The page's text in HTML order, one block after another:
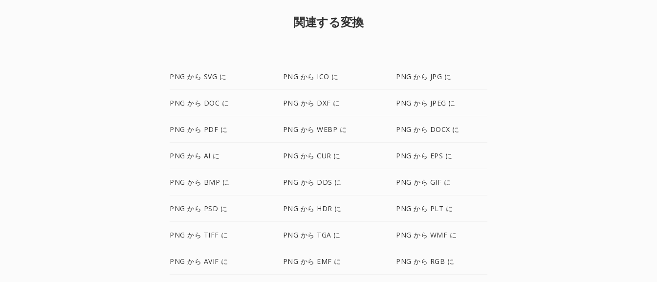
関連する変換
PNG から SVG に PNG から ICO に PNG から JPG に
PNG から DOC に PNG から DXF に PNG から JPEG に
PNG から PDF に PNG から WEBP に PNG から DOCX に
PNG から AI に PNG から CUR に PNG から EPS に
PNG から BMP に PNG から DDS に PNG から GIF に
PNG から PSD に PNG から HDR に PNG から PLT に
PNG から TIFF に PNG から TGA に PNG から WMF に
PNG から AVIF に PNG から EMF に PNG から RGB に